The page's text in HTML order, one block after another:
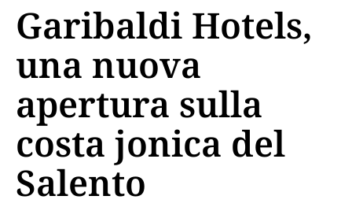
Garibaldi Hotels,
una nuova
apertura sulla
costa jonica del
Salento